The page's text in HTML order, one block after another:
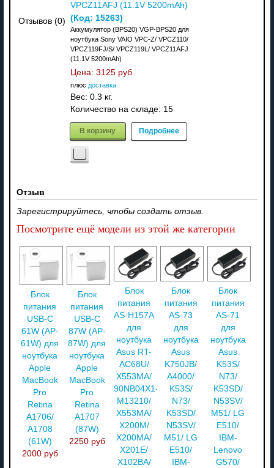
Отзывов (0)
VPCZ11AFJ (11.1V 5200mAh)
(Код: 15263)
Аккумулятор (BPS20) VGP-BPS20 для
ноутбука Sony VAIO VPC-Z/ VPCZ110/
VPCZ119FJ/S/ VPCZ119L/ VPCZ11AFJ
(11.1V 5200mAh)
Цена: 3125 руб
плюс доставка
Вес: 0.3 кг.
Количество на складе: 15
В корзину Подробнее
Отзыв
Зарегистрируйтесь, чтобы создать отзыв.
Посмотрите ещё модели из этой же категории
Блок
питания
USB-C
61W (AP-
61W) для
ноутбука
Apple
MacBook
Pro
Retina
A1706/
A1708
(61W)
2000 руб
Блок
питания
USB-C
87W (AP-
87W) для
ноутбука
Apple
MacBook
Pro
Retina
A1707
(87W)
2250 руб
Блок
питания
AS-H157A
для
ноутбука
Asus RT-
AC68U/
X553MA/
90NB04X1-
M13210/
X553MA/
X200M/
X200MA/
X201E/
X102BA/
Блок
питания
AS-73
для
ноутбука
Asus
K750JB/
A4000/
K53S/
N73/
K53SD/
N53SV/
M51/ LG
E510/
IBM-
Блок
питания
AS-71
для
ноутбука
Asus
K53S/
N73/
K53SD/
N53SV/
M51/ LG
E510/
IBM-
Lenovo
G570/